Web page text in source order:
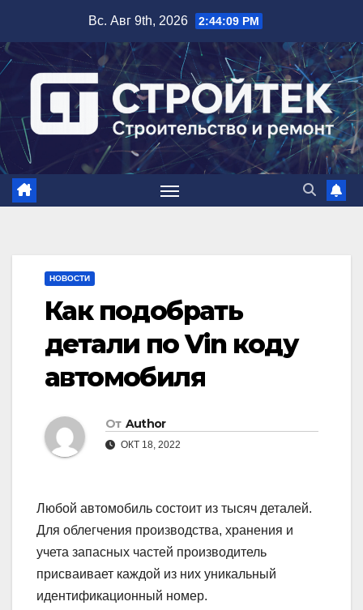
содержимому
Вс. Авг 9th, 2026 2:44:10 PM
НОВОСТИ
Как подобрать
детали по Vin коду
автомобиля
От Author
ОКТ 18, 2022
Любой автомобиль состоит из тысяч деталей.
Для облегчения производства, хранения и
учета запасных частей производитель
присваивает каждой из них уникальный
идентификационный номер.